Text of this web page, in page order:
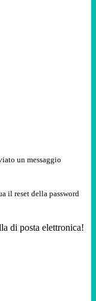
un messaggio
il reset della password
di posta elettronica!